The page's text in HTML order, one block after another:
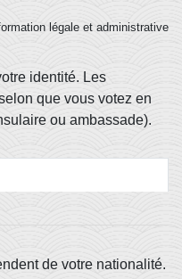
légale et administrative
identité. Les
que vous votez en
ou ambassade).
de votre nationalité.